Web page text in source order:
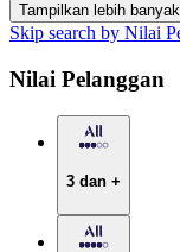
Tampilkan lebih
Skip search by Nilai
Nilai Pelanggan
3 dan +